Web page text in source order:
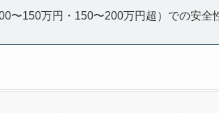
〜150万円・150〜200万円超）での安全